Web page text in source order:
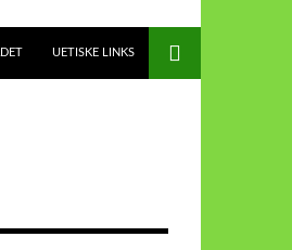
UETISKE LINKS